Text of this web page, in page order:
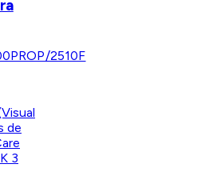
2510F